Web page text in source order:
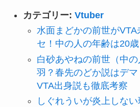
カテゴリー: Vtuber
水面まどかの前世が
セ！中の人の年齢は20歳
白砂あやねの前世（中
羽？春先のどか説はデマ
VTA出身説も徹底考察
しぐれういが炎上しな